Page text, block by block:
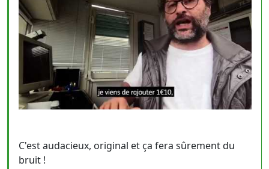
C'est audacieux, original et ça fera sûrement du
bruit !